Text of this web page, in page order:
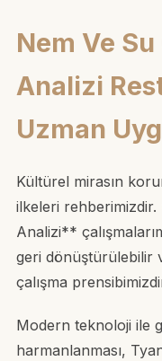
Nem Ve
Analizi
Uzman
Kültürel mirasın
ilkeleri
Analizi**
geri dönüştürülebilir
çalışma
Modern teknoloji ile
harmanlanması,